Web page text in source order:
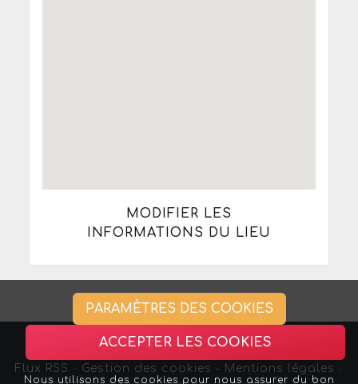
MODIFIER LES
INFORMATIONS DU LIEU
Flux RSS Gestion des cookies - Mentions légales
PARAMÈTRES DES COOKIES
ACCEPTER LES COOKIES
Nous utilisons des cookies pour nous assurer du bon